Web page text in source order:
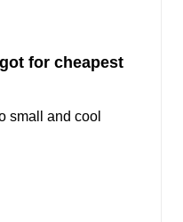
for cheapest
small and cool